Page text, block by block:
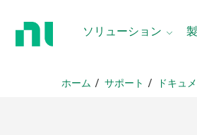
ソリューション
ホーム サポート ドキュ